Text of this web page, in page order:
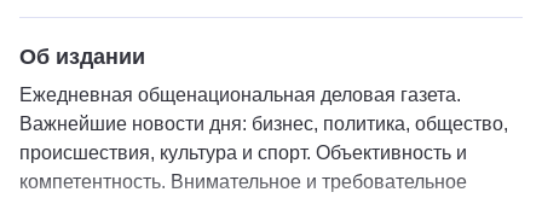
Об издании
Ежедневная общенациональная деловая газета.
Важнейшие новости дня: бизнес, политика, общество,
происшествия, культура и спорт. Объективность и
компетентность. Внимательное и требовательное